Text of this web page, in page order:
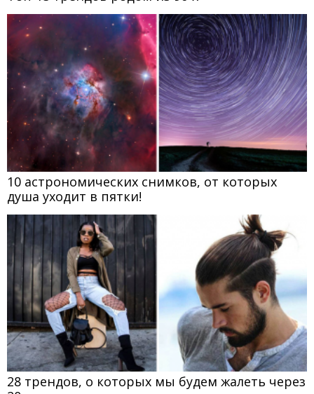
10 астрономических снимков, от которых
душа уходит в пятки!
28 трендов, о которых мы будем жалеть через